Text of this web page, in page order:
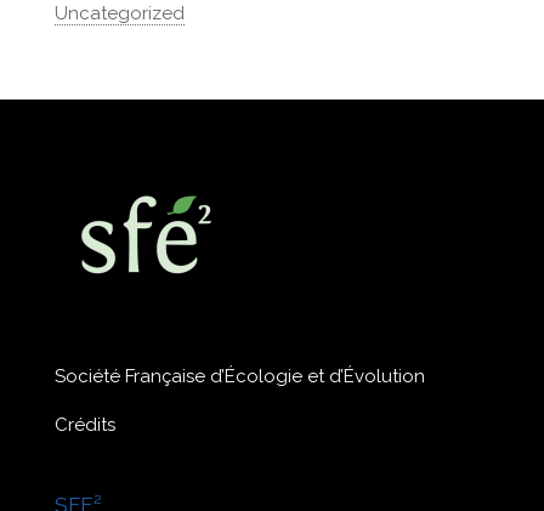
Uncategorized
Société Française d’Écologie et d’Évolution
Crédits
SFE²